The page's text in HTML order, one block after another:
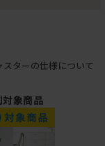
スターの仕様について
象商品